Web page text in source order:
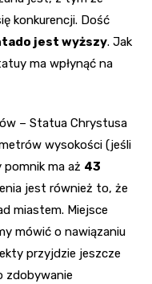
konkurencji. Dość
jest wyższy. Jak
ma wpłynąć na
– Statua Chrystusa
wysokości (jeśli
pomnik ma aż 43
jest również to, że
miastem. Miejsce
mówić o nawiązaniu
przyjdzie jeszcze
zdobywanie